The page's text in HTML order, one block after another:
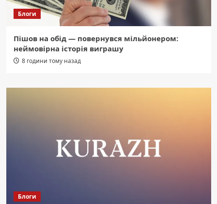
Блоги
Пішов на обід — повернувся мільйонером:
неймовірна історія виграшу
8 години тому назад
Блоги